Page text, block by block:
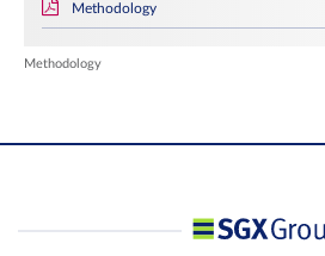
Methodology
Methodology